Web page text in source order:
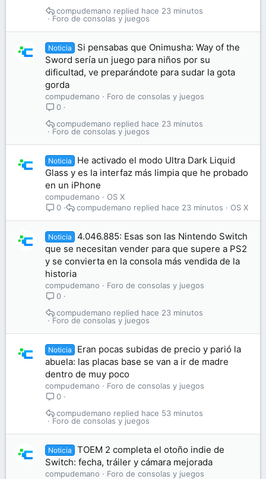
Foro de consolas y juegos
hace 23 minutos
compudemano
Noticia
Si pensabas que Onimusha: Way of the
Sword sería un juego para niños por su
dificultad, ve preparándote para sudar la gota
gorda
compudemano
Foro de consolas y juegos
0
Foro de consolas y juegos
hace 23 minutos
compudemano
Noticia
He activado el modo Ultra Dark Liquid
Glass y es la interfaz más limpia que he probado
en un iPhone
compudemano
OS X
0
OS X
hace 23 minutos
compudemano
Noticia
4.046.885: Esas son las Nintendo Switch
que se necesitan vender para que supere a PS2
y se convierta en la consola más vendida de la
historia
compudemano
Foro de consolas y juegos
0
Foro de consolas y juegos
hace 23 minutos
compudemano
Noticia
Eran pocas subidas de precio y parió la
abuela: las placas base se van a ir de madre
dentro de muy poco
compudemano
Foro de consolas y juegos
0
Foro de consolas y juegos
hace 53 minutos
compudemano
Noticia
TOEM 2 completa el otoño indie de
Switch: fecha, tráiler y cámara mejorada
compudemano
Foro de consolas y juegos